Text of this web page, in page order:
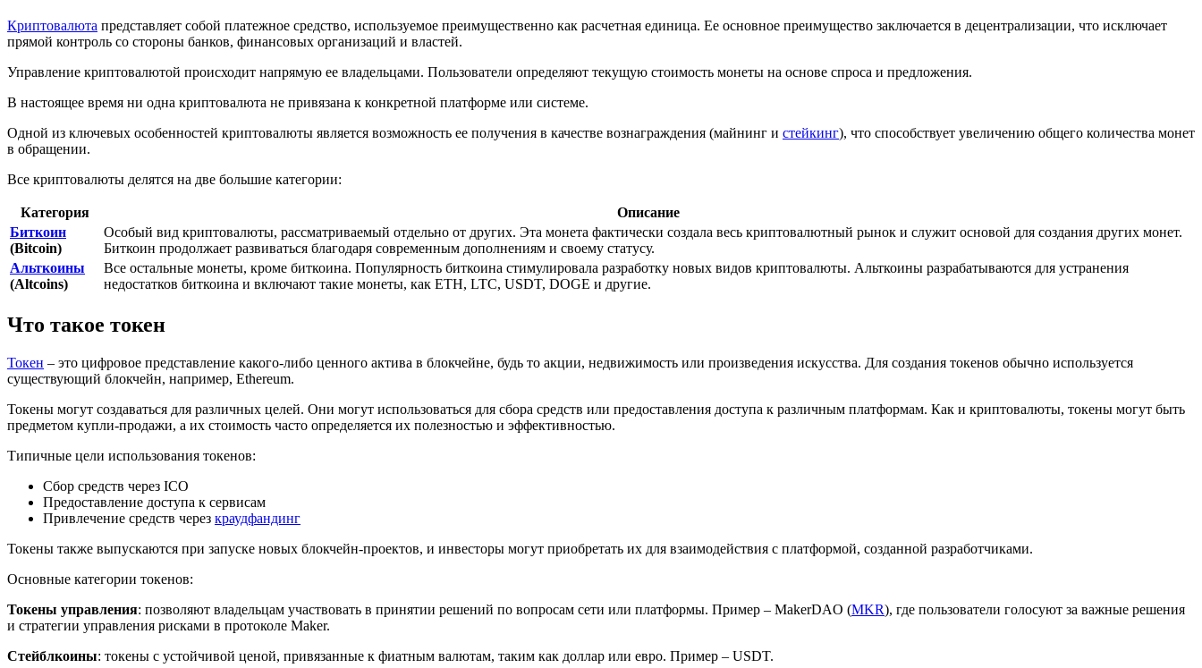
Криптовалюта представляет собой платежное средство, используемое преимущественно как расчетная единица. Ее основное преимущество заключается в децентрализации, что исключает
прямой контроль со стороны банков, финансовых организаций и властей.
Управление криптовалютой происходит напрямую ее владельцами. Пользователи определяют текущую стоимость монеты на основе спроса и предложения.
В настоящее время ни одна криптовалюта не привязана к конкретной платформе или системе.
Одной из ключевых особенностей криптовалюты является возможность ее получения в качестве вознаграждения (майнинг и стейкинг), что способствует увеличению общего количества монет
в обращении.
Все криптовалюты делятся на две большие категории:
Категория
Описание
Биткоин
(Bitcoin)
Особый вид криптовалюты, рассматриваемый отдельно от других. Эта монета фактически создала весь криптовалютный рынок и служит основой для создания других монет.
Биткоин продолжает развиваться благодаря современным дополнениям и своему статусу.
Альткоины
(Altcoins)
Все остальные монеты, кроме биткоина. Популярность биткоина стимулировала разработку новых видов криптовалюты. Альткоины разрабатываются для устранения
недостатков биткоина и включают такие монеты, как ETH, LTC, USDT, DOGE и другие.
Что такое токен
Токен – это цифровое представление какого-либо ценного актива в блокчейне, будь то акции, недвижимость или произведения искусства. Для создания токенов обычно используется
существующий блокчейн, например, Ethereum.
Токены могут создаваться для различных целей. Они могут использоваться для сбора средств или предоставления доступа к различным платформам. Как и криптовалюты, токены могут быть
предметом купли-продажи, а их стоимость часто определяется их полезностью и эффективностью.
Типичные цели использования токенов:
Сбор средств через ICO
Предоставление доступа к сервисам
Привлечение средств через краудфандинг
Токены также выпускаются при запуске новых блокчейн-проектов, и инвесторы могут приобретать их для взаимодействия с платформой, созданной разработчиками.
Основные категории токенов:
Токены управления: позволяют владельцам участвовать в принятии решений по вопросам сети или платформы. Пример – MakerDAO (MKR), где пользователи голосуют за важные решения
и стратегии управления рисками в протоколе Maker.
Стейблкоины: токены с устойчивой ценой, привязанные к фиатным валютам, таким как доллар или евро. Пример – USDT.